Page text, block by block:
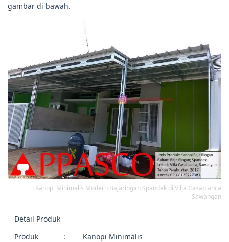
gambar di bawah.
Kanopi Minimalis Modern Bajaringan Spandek di Villa Casablanca
Sawangan
Detail Produk
Produk
:
Kanopi Minimalis